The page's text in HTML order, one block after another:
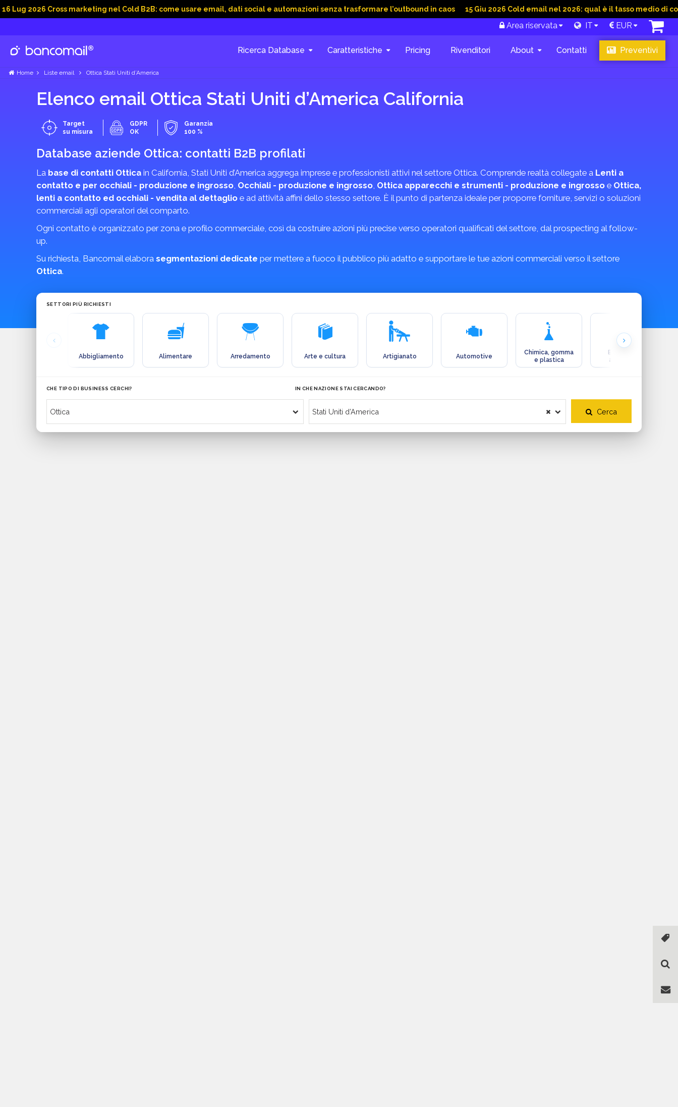
Cross marketing nel Cold B2B: come usare email, dati social e automazioni senza trasformare l’outbound in caos 15 Giu 2026 Cold email nel 2026: qual è il tasso medio di
Area riservata IT EUR
Ricerca Database Caratteristiche Pricing Rivenditori About Contatti Preventivi
Home Liste email Ottica Stati Uniti d’America
Elenco email Ottica Stati Uniti d’America California
Target
su misura
GDPR
OK
Garanzia
100 %
Database aziende Ottica: contatti B2B profilati
La base di contatti Ottica in California, Stati Uniti d’America aggrega imprese e professionisti attivi nel settore Ottica. Comprende realtà collegate a Lenti a
contatto e per occhiali - produzione e ingrosso, Occhiali - produzione e ingrosso, Ottica apparecchi e strumenti - produzione e ingrosso e Ottica,
lenti a contatto ed occhiali - vendita al dettaglio e ad attività affini dello stesso settore. È il punto di partenza ideale per proporre forniture, servizi o soluzioni
commerciali agli operatori del comparto.
Ogni contatto è organizzato per zona e profilo commerciale, così da costruire azioni più precise verso operatori qualificati del settore, dal prospecting al follow-
up.
Su richiesta, Bancomail elabora segmentazioni dedicate per mettere a fuoco il pubblico più adatto e supportare le tue azioni commerciali verso il settore
Ottica.
SETTORI PIÙ RICHIESTI
Abbigliamento Alimentare Arredamento Arte e cultura Artigianato Automotive
Chimica, gomma
e plastica
Ecologia e
ambiente
CHE TIPO DI BUSINESS CERCHI? IN CHE NAZIONE STAI CERCANDO?
Cerca